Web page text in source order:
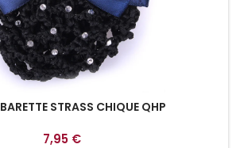
BARETTE STRASS CHIQUE QHP
7,95 €